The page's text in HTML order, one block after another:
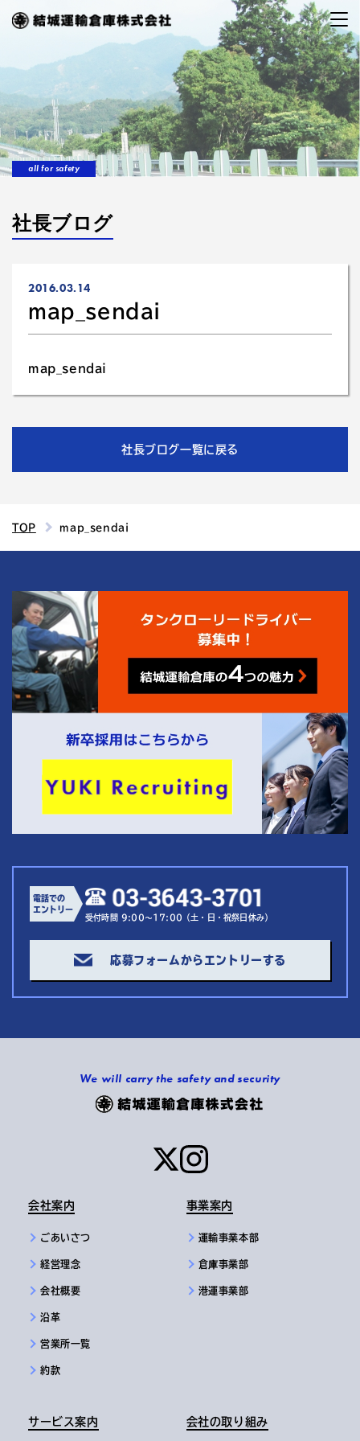
all for safety
社長ブログ
2016.03.14
map_sendai
map_sendai
社長ブログ一覧に戻る
TOP map_sendai
結城運輸倉庫の4
電話での
エントリー
受付時間 9:00～17:00（土・日・祝祭日休み）
応募フォームからエントリーする
We will carry the safety and security
会社案内
ごあいさつ
経営理念
会社概要
沿革
営業所一覧
約款
事業案内
運輸事業本部
倉庫事業部
港運事業部
サービス案内 会社の取り組み